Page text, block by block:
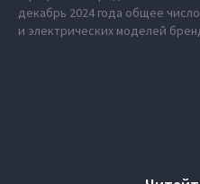
декабрь 2024 года общее
и электрических моделей